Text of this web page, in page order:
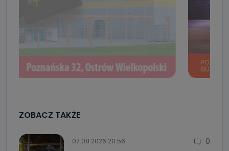
ZOBACZ TAKŻE
07.08.2026 20:56 0